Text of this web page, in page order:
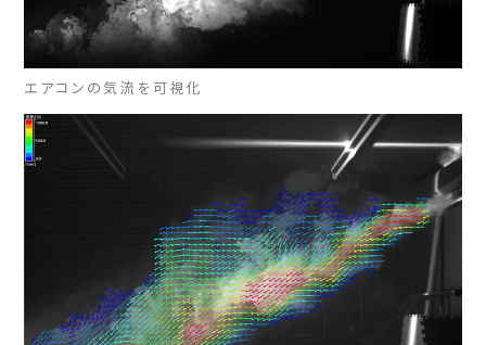
エアコンの気流を可視化